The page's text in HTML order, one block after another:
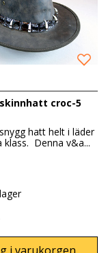
croc-5
hatt helt i läder
klass. Denna v&a...